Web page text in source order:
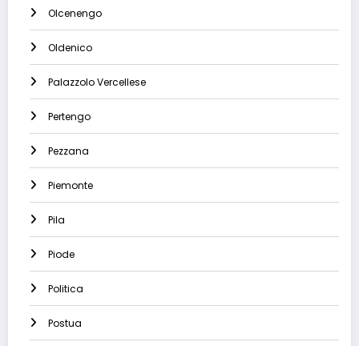
Olcenengo
Oldenico
Palazzolo Vercellese
Pertengo
Pezzana
Piemonte
Pila
Piode
Politica
Postua